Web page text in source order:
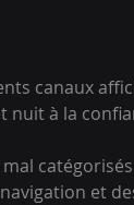
canaux
à la
et